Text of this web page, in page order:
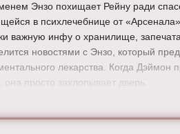
Энзо похищает Рейну ради
в психлечебнице от
важную инфу о хранилище,
новостями с Энзо, который
лекарства. Когда Дэймон
она просто захлопывает дверь.
Нина Добрев, Пол Уэсли, Иэн